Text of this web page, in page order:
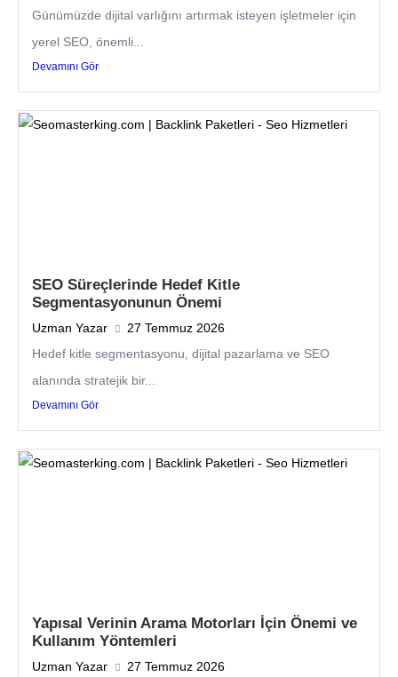
Günümüzde dijital varlığını artırmak isteyen işletmeler için
yerel SEO, önemli...
Devamını Gör
SEO Süreçlerinde Hedef Kitle
Segmentasyonunun Önemi
Uzman Yazar
27 Temmuz 2026
Hedef kitle segmentasyonu, dijital pazarlama ve SEO
alanında stratejik bir...
Devamını Gör
Yapısal Verinin Arama Motorları İçin Önemi ve
Kullanım Yöntemleri
Uzman Yazar
27 Temmuz 2026